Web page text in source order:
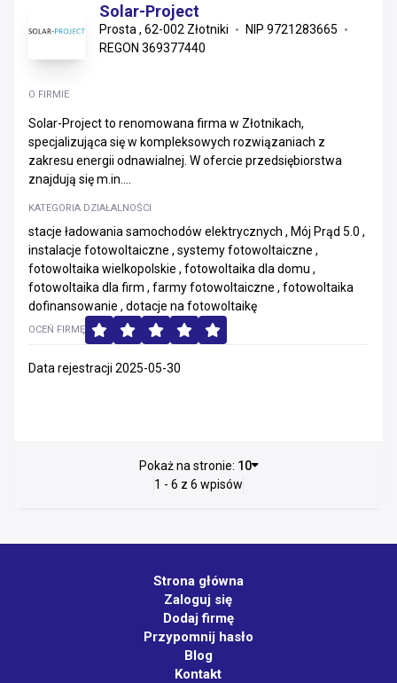
Solar-Project
Prosta , 62-002 Złotniki
NIP 9721283665
REGON 369377440
O FIRMIE
Solar-Project to renomowana firma w Złotnikach,
specjalizująca się w kompleksowych rozwiązaniach z
zakresu energii odnawialnej. W ofercie przedsiębiorstwa
znajdują się m.in....
KATEGORIA DZIAŁALNOŚCI
stacje ładowania samochodów elektrycznych , Mój Prąd 5.0 ,
instalacje fotowoltaiczne , systemy fotowoltaiczne ,
fotowoltaika wielkopolskie , fotowoltaika dla domu ,
fotowoltaika dla firm , farmy fotowoltaiczne , fotowoltaika
dofinansowanie , dotacje na fotowoltaikę
OCEŃ FIRMĘ
Data rejestracji 2025-05-30
Pokaż na stronie: 10
1 - 6 z 6 wpisów
Strona główna
Zaloguj się
Dodaj firmę
Przypomnij hasło
Blog
Kontakt